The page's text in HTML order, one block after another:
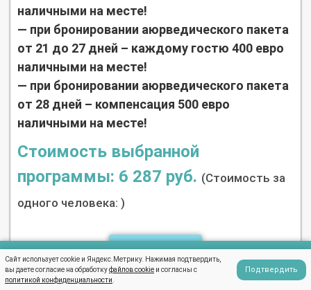
наличными на месте!
— при бронировании аюрведического пакета
от 21 до 27 дней – каждому гостю 400 евро
наличными на месте!
— при бронировании аюрведического пакета
от 28 дней – компенсация 500 евро
наличными на месте!
Стоимость выбранной
программы: 6 287 руб. (Стоимость за
одного человека: )
ЗАКАЗАТЬ
Написать в WhatsApp
Сайт использует cookie и Яндекс.Метрику. Нажимая подтвердить,
вы даете согласие на обработкуфайлов cookie и согласны с
политикой конфиденциальности
Подтвердить